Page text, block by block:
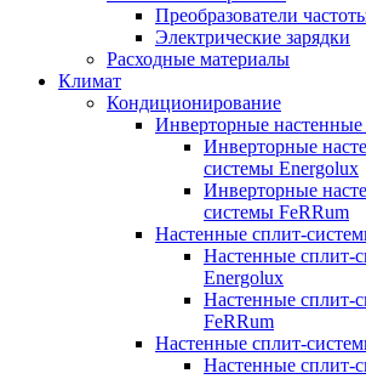
Преобразователи
Электрические зарядки
Расходные материалы
Климат
Кондиционирование
Инверторные
Инверторные
системы Energolux
Инверторные
системы FeRRum
Настенные сплит-
Настенные сплит-
Energolux
Настенные сплит-
FeRRum
Настенные сплит-
Настенные сплит-